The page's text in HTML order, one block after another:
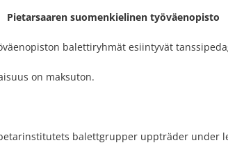
Pietarsaaren suomenkielinen työväenopisto
balettiryhmät esiintyvät
on maksuton.
balettgrupper uppträder under